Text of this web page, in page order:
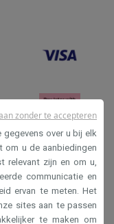
over u bij elk
om u de aanbiedingen
relevant zijn en om u,
communicatie en
ervan te meten. Het
sites aan te passen
te maken om
zonder te accepteren